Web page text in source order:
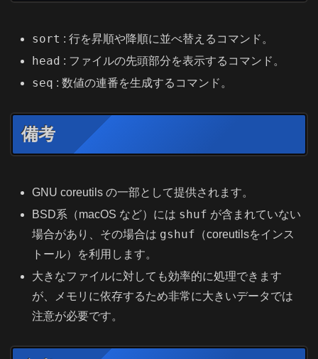
sort : 行を昇順や降順に並べ替えるコマンド。
head : ファイルの先頭部分を表示するコマンド。
seq : 数値の連番を生成するコマンド。
備考
GNU coreutils の一部として提供されます。
BSD系（macOS など）には shuf が含まれていない
場合があり、その場合は gshuf （coreutilsをインス
トール）を利用します。
大きなファイルに対しても効率的に処理できます
が、メモリに依存するため非常に大きいデータでは
注意が必要です。